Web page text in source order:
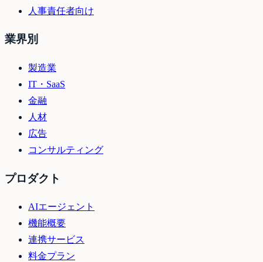
人事責任者向け
業界別
製造業
IT・SaaS
金融
人材
広告
コンサルティング
プロダクト
AIエージェント
機能概要
連携サービス
料金プラン